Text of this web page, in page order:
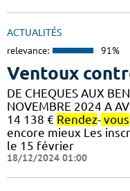
ACTUALITÉS
relevance: 91%
Ventoux
DE CHEQUES AUX
NOVEMBRE 2024 A
14 138 € Rendez- vous
encore mieux Les
le 15 février
18/12/2024 01:00